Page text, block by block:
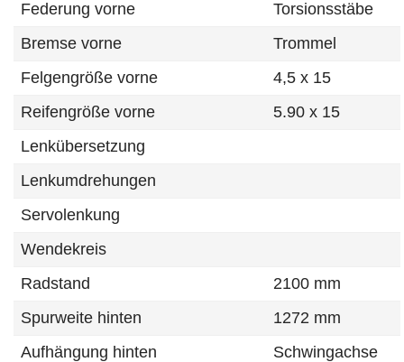
Federung vorne
Torsionsstäbe
Bremse vorne
Trommel
Felgengröße vorne
4,5 x 15
Reifengröße vorne
5.90 x 15
Lenkübersetzung
Lenkumdrehungen
Servolenkung
Wendekreis
Radstand
2100 mm
Spurweite hinten
1272 mm
Aufhängung hinten
Schwingachse